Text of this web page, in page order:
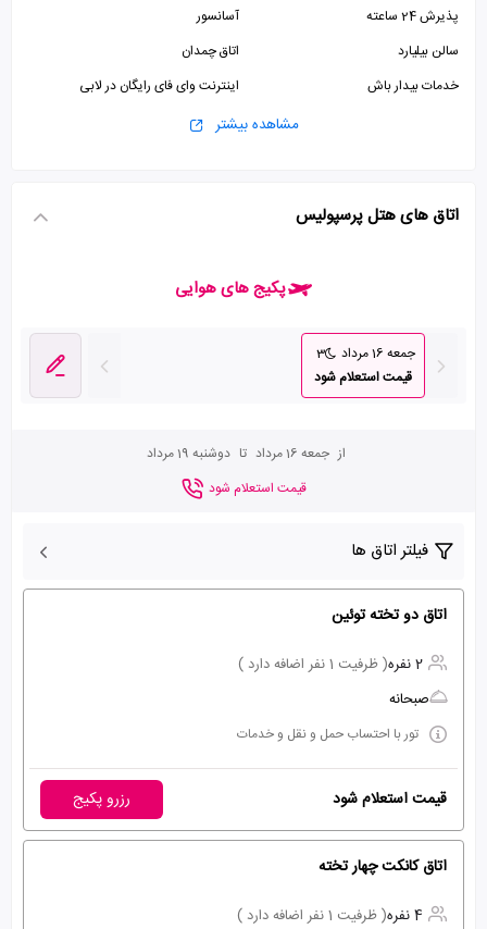
پذیرش 24 ساعته
آسانسور
سالن بیلیارد
اتاق چمدان
خدمات بیدار باش
اینترنت وای فای رایگان در لابی
صرافی
مشاهده بیشتر
اتاق های هتل پرسپولیس
پکیج های هوایی
جمعه 16 مرداد
3
قیمت استعلام شود
از جمعه 16 مرداد تا دوشنبه 19 مرداد
قیمت استعلام شود
فیلتر اتاق ها
اتاق دو تخته توئین
2 نفره
( ظرفیت 1 نفر اضافه دارد )
صبحانه
تور با احتساب حمل و نقل و خدمات
قیمت استعلام شود رزرو پکیج
اتاق کانکت چهار تخته
4 نفره
( ظرفیت 1 نفر اضافه دارد )